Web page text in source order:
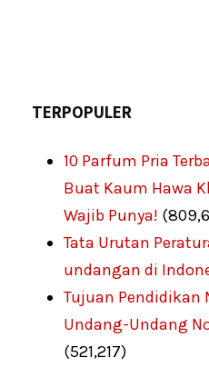
TERPOPULER
10 Parfum Pria
Buat Kaum Hawa
Wajib Punya!
Tata Urutan
undangan di
Tujuan Pendidikan
Undang-Undang
(521,217)